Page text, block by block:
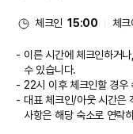
이용하실 수 있어요. 커피
어요. 아침 식사(테이크아
비즈니스, 기타 편의시설
대표적인 편의 시설과 서
센터, 로비의 무료 신문 등
이 호텔에는 컨퍼런스 센
체크인 15:00 체
이른 시간에 체크인하거
수 있습니다.
22시 이후 체크인할 경우
대표 체크인/아웃 시간은
사항은 해당 숙소로 연락